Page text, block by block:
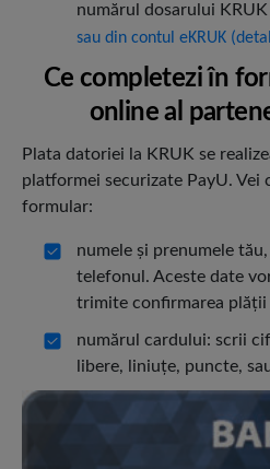
numărul dosarului KRUK
sau din contul eKRUK
Ce completezi în
online al
Plata datoriei la KRUK se
platformei securizate PayU. Vei
formular:
numele şi prenumele
telefonul. Aceste date
trimite confirmarea plăţii
numărul cardului: scrii
libere, liniuţe, puncte,